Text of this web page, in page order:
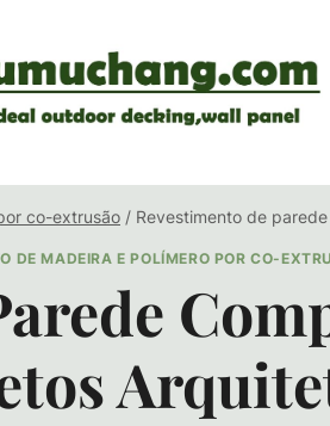
co-extrusão / Revestimento de
DE MADEIRA E POLÍMERO POR CO-